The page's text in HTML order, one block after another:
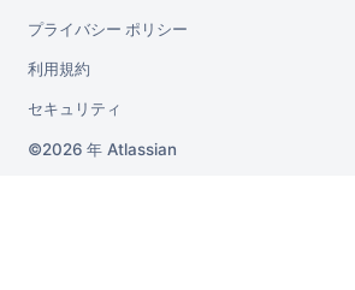
プライバシー ポリシー
利用規約
セキュリティ
2026 年 Atlassian